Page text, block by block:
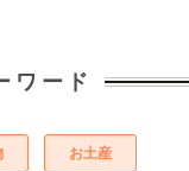
ワード
お土産